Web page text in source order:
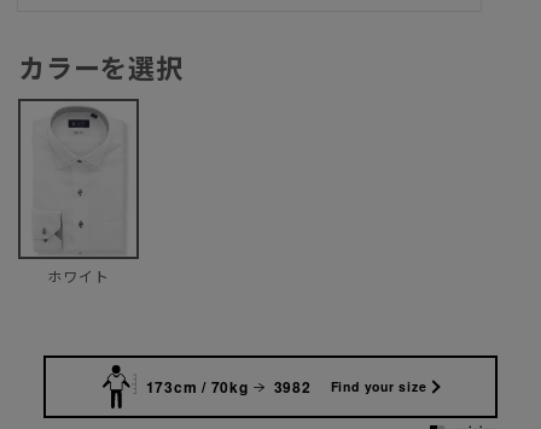
カラーを選択
ホワイト
173cm / 70kg 3982 Find your size